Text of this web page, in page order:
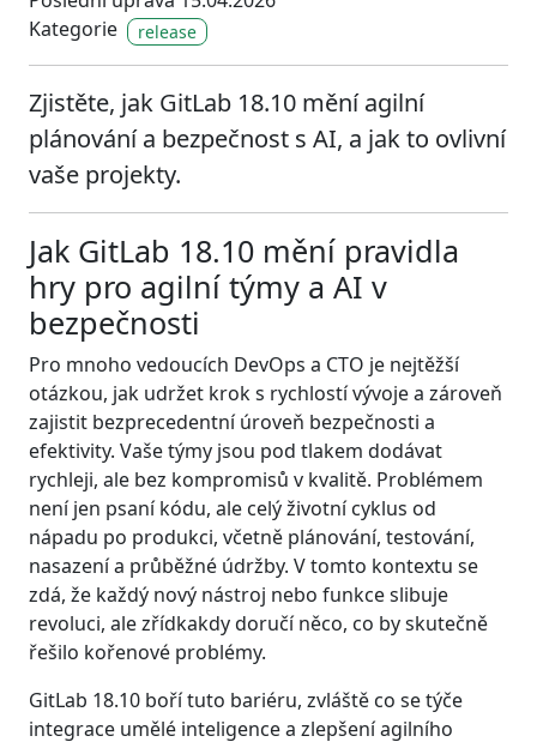
Kategorie
release
Zjistěte, jak GitLab 18.10 mění agilní
plánování a bezpečnost s AI, a jak to ovlivní
vaše projekty.
Jak GitLab 18.10 mění pravidla
hry pro agilní týmy a AI v
bezpečnosti
Pro mnoho vedoucích DevOps a CTO je nejtěžší
otázkou, jak udržet krok s rychlostí vývoje a zároveň
zajistit bezprecedentní úroveň bezpečnosti a
efektivity. Vaše týmy jsou pod tlakem dodávat
rychleji, ale bez kompromisů v kvalitě. Problémem
není jen psaní kódu, ale celý životní cyklus od
nápadu po produkci, včetně plánování, testování,
nasazení a průběžné údržby. V tomto kontextu se
zdá, že každý nový nástroj nebo funkce slibuje
revoluci, ale zřídkakdy doručí něco, co by skutečně
řešilo kořenové problémy.
GitLab 18.10 boří tuto bariéru, zvláště co se týče
integrace umělé inteligence a zlepšení agilního